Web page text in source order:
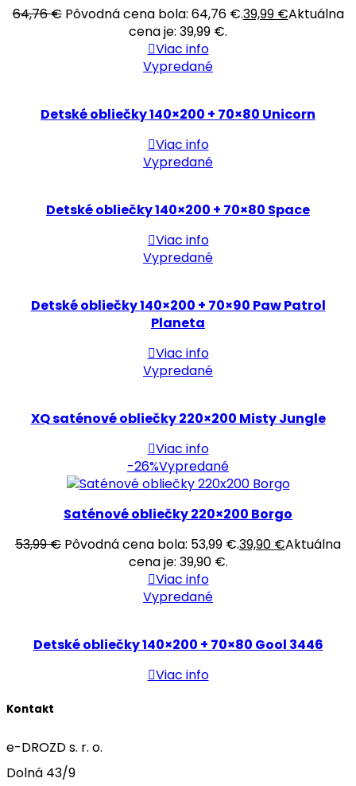
64,76€ Pôvodná cena bola: 64,76 €.39,99 €Aktuálna
cena je: 39,99 €.
Viac info
Vypredané
Detské obliečky 140×200 + 70×80 Unicorn
Viac info
Vypredané
Detské obliečky 140×200 + 70×80 Space
Viac info
Vypredané
Detské obliečky 140×200 + 70×90 Paw Patrol
Planeta
Viac info
Vypredané
XQ saténové obliečky 220×200 Misty Jungle
Viac info
-26%Vypredané
Saténové obliečky 220×200 Borgo
53,99€ Pôvodná cena bola: 53,99 €.39,90 €Aktuálna
cena je: 39,90 €.
Viac info
Vypredané
Detské obliečky 140×200 + 70×80 Gool 3446
Viac info
Kontakt
e-DROZD s. r. o.
Dolná 43/9